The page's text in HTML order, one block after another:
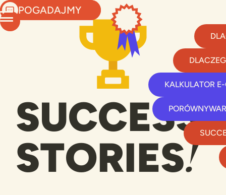
POGADAJMY
KALKULATOR
SUCCESS
STORIES!